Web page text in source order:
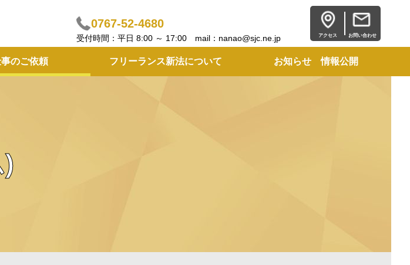
0767-52-4680
受付時間：平日 8:00 ～ 17:00 mail：nanao@sjc.ne.jp アクセス お問い合わせ
のご依頼 フリーランス新法について お知らせ 情報公開